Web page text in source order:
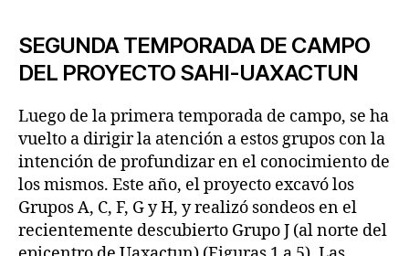
SEGUNDA TEMPORADA DE CAMPO
DEL PROYECTO SAHI-UAXACTUN
Luego de la primera temporada de campo, se ha
vuelto a dirigir la atención a estos grupos con la
intención de profundizar en el conocimiento de
los mismos. Este año, el proyecto excavó los
Grupos A, C, F, G y H, y realizó sondeos en el
recientemente descubierto Grupo J (al norte del